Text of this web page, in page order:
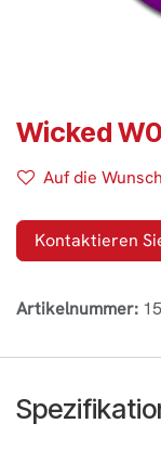
Wicked
Auf die
Kontaktieren
Artikelnummer: